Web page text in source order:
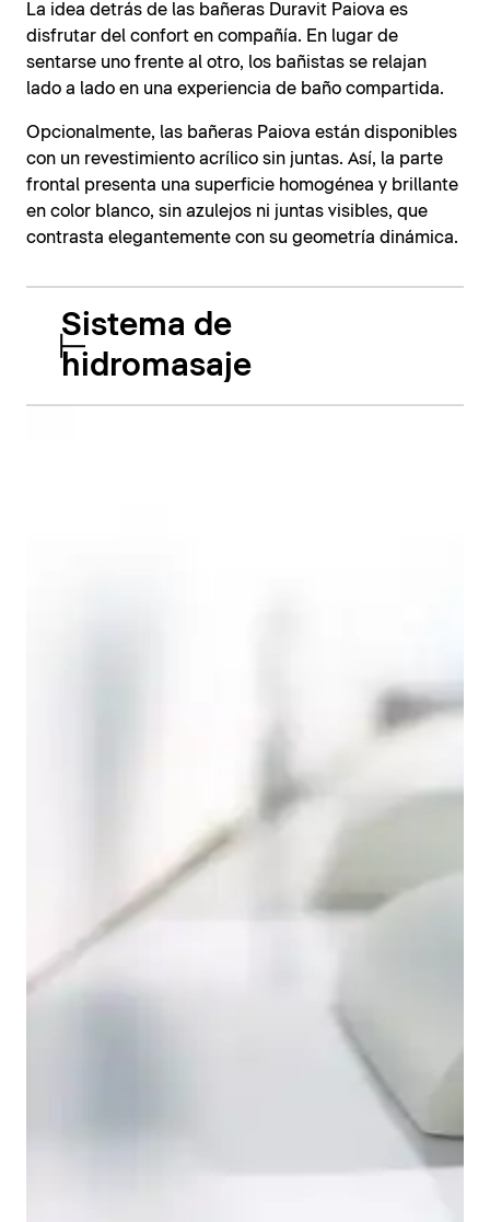
La idea detrás de las bañeras Duravit Paiova es
disfrutar del confort en compañía. En lugar de
sentarse uno frente al otro, los bañistas se relajan
lado a lado en una experiencia de baño compartida.
Opcionalmente, las bañeras Paiova están disponibles
con un revestimiento acrílico sin juntas. Así, la parte
frontal presenta una superficie homogénea y brillante
en color blanco, sin azulejos ni juntas visibles, que
contrasta elegantemente con su geometría dinámica.
Sistema de
hidromasaje